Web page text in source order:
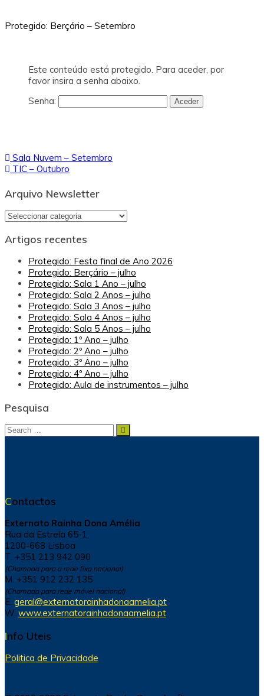
Protegido: Berçário – Setembro
Este conteúdo está protegido. Para aceder, por
favor insira a senha abaixo.
Senha:
Navegação
de
artigos
Sala Nuvem – Setembro
TIC – Outubro
Arquivo Newsletter
Arquivo
Artigos recentes
Protegido: Festa final de Ano 2026
Protegido: Berçário – julho
Protegido: Sala 1 Ano – julho
Protegido: Sala 2 Anos – julho
Protegido: Sala 3 Anos – julho
Protegido: Sala 4 Anos – julho
Protegido: Sala 5 Anos – julho
Protegido: 1º Ano – julho
Protegido: 2º Ano – julho
Protegido: 3º Ano – julho
Protegido: 4º Ano – julho
Protegido: Aula de instrumentos – julho
Pesquisa
Search
Search
Contactos
Externato Rainha Dona Amélia
Rua da Estrela 65-1,
1200-668 Lisboa
T. +351 213 942 090
(Chamada para a rede fixa nacional)
M. +351 912 232 135
(Chamada para rede móvel nacional)
E. geral@externatorainhadonaamelia.pt
W. www.externatorainhadonaamelia.pt
Info Uteis
Politica de Privacidade